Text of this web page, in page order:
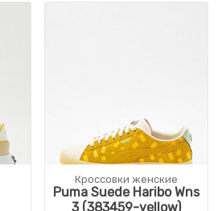
Кроссовки женские
Puma Suede Haribo Wns
3 (383459-yellow)